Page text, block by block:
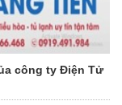
công ty Điện Tử